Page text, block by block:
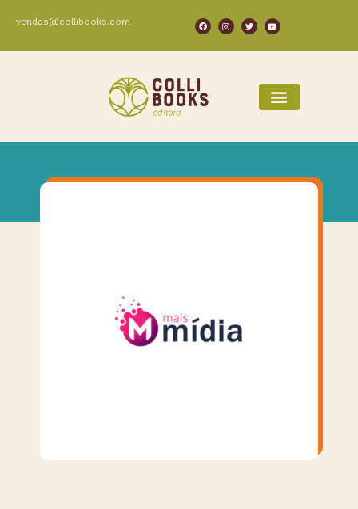
vendas@collibooks.com